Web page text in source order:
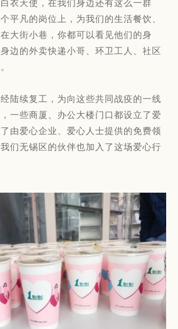
衣天使，在我们身边还有这么一群
平凡的岗位上，为我们的生活餐饮、
大街小巷，你都可以看见他们的身
边的外卖快递小哥、环卫工人、社区
陆续复工，为向这些共同战疫的一线
一些商厦、办公大楼门口都设立了爱
由爱心企业、爱心人士提供的免费领
们无锡区的伙伴也加入了这场爱心行